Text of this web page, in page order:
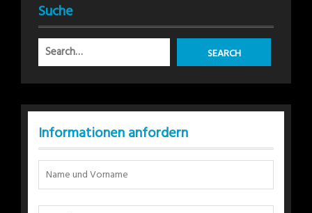
Suche
Informationen anfordern